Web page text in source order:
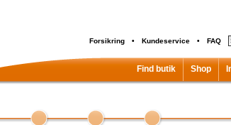
FAQ
•
Kundeservice
•
Forsikring
Shop
Find butik
Indkøbskurven er tom...